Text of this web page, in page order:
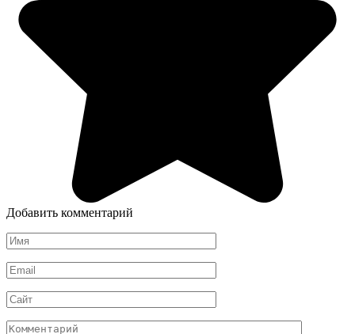
Добавить комментарий
Имя
*
Email
*
Сайт
Комментарий